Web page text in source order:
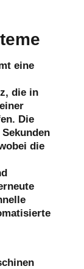
eine
die in
Die
die